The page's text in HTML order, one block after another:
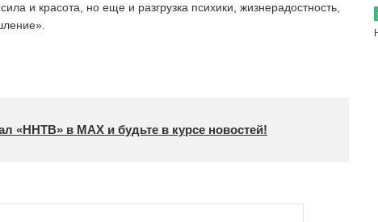
и красота, но еще и разгрузка психики, жизнерадостность,
«ННТВ» в МАХ и будьте в курсе новостей!